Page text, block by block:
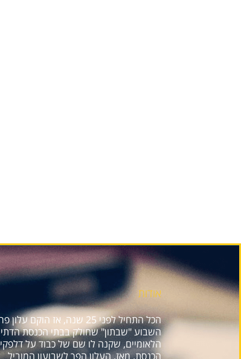
אודות
הכל התחיל לפני 25 שנה, אז הוקם
השבוע "שבתון" שחולק בבתי הכנסת
הלאומיים, שקנה לו שם של כבוד על
הכנסת. מאז, העלון הפך לשבועון המוביל